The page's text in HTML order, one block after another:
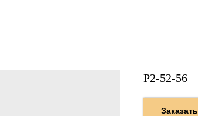
Р2-52-56
Заказать